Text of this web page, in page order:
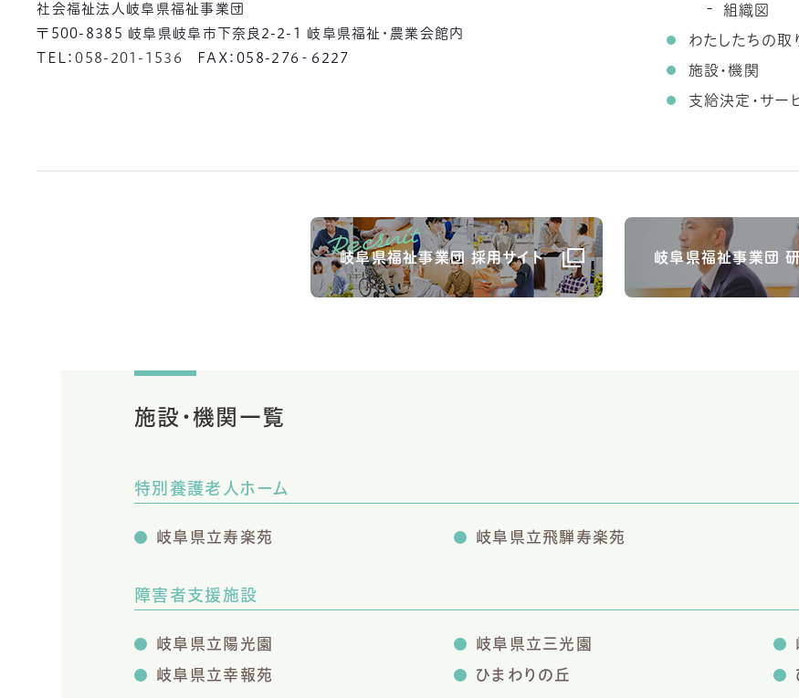
社会福祉法人岐阜県福祉事業団
〒500-8385 岐阜県岐阜市下奈良2-2-1 岐阜県福祉・農業会館内
TEL：058-201-1536 FAX：058-276‐6227
組織図
わたしたちの取
施設・機関
支給決定・サー
岐阜県福祉事業団 採用サイト 岐阜県福祉事業団
施設・機関一覧
特別養護老人ホーム
岐阜県立寿楽苑 岐阜県立飛騨寿楽苑
障害者支援施設
岐阜県立陽光園 岐阜県立三光園
岐阜県立幸報苑
ひまわりの丘